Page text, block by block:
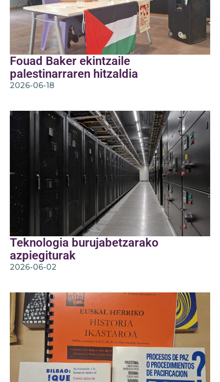
Fouad Baker ekintzaile
palestinarraren hitzaldia
2026-06-18
Teknologia burujabetzarako
azpiegiturak
2026-06-02